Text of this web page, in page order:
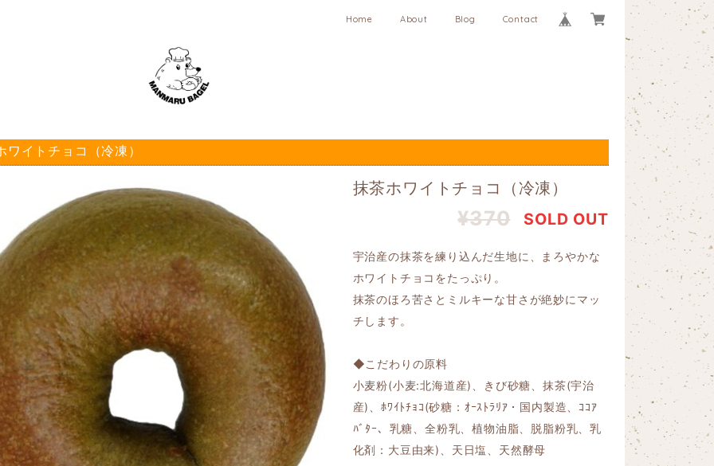
Home About Blog Contact
ワイトチョコ（冷凍）
抹茶ホワイトチョコ（冷凍）
¥370 SOLD OUT
宇治産の抹茶を練り込んだ生地に、まろやかな
ホワイトチョコをたっぷり。
抹茶のほろ苦さとミルキーな甘さが絶妙にマッ
チします。
◆こだわりの原料
小麦粉(小麦:北海道産)、きび砂糖、抹茶(宇治
産)、ﾎﾜｲﾄﾁｮｺ(砂糖：ｵｰｽﾄﾗﾘｱ・国内製造、ｺｺｱ
ﾊﾞﾀｰ、乳糖、全粉乳、植物油脂、脱脂粉乳、乳
化剤：大豆由来)、天日塩、天然酵母